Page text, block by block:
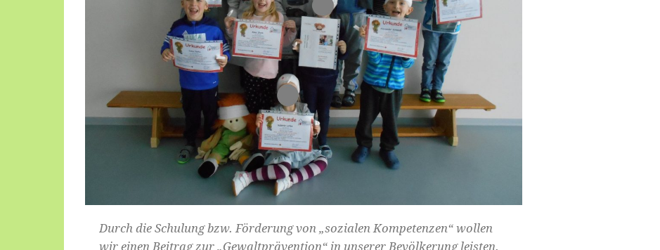
Durch die Schulung bzw. Förderung von „sozialen Kompetenzen“ wollen
wir einen Beitrag zur „Gewaltprävention“ in unserer Bevölkerung leisten.